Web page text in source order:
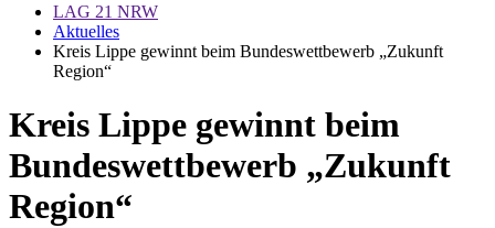
LAG 21 NRW
Aktuelles
Kreis Lippe gewinnt beim Bundeswettbewerb „Zukunft
Region“
Kreis Lippe gewinnt beim
Bundeswettbewerb „Zukunft
Region“